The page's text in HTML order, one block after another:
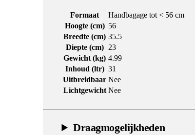
Formaat
Handbagage tot < 56 cm
Hoogte (cm) 56
Breedte (cm) 35.5
Diepte (cm) 23
Gewicht (kg) 4.99
Inhoud (ltr) 31
Uitbreidbaar Nee
Lichtgewicht Nee
Draagmogelijkheden